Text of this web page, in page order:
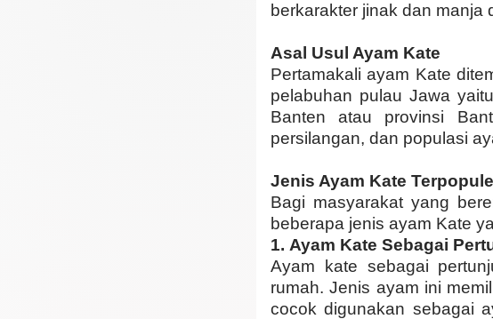
berkarakter jinak dan manja
Asal Usul Ayam Kate
Pertamakali ayam Kate
pelabuhan pulau Jawa
Banten atau provinsi
persilangan, dan populasi
Jenis Ayam Kate
Bagi masyarakat yang
beberapa jenis ayam Kate
1. Ayam Kate Sebagai
Ayam kate sebagai
rumah. Jenis ayam ini
cocok digunakan sebagai